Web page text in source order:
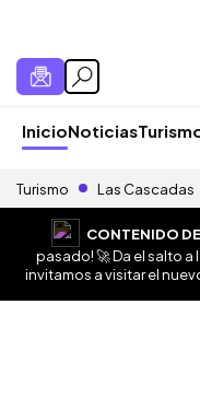
InicioNoticias
Turismo Las Cascadas
CONTENIDO
pasado! 🚀 Da el salto a
invitamos a visitar el